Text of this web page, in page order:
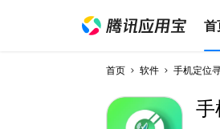
首
首页 软件 手机定位
手